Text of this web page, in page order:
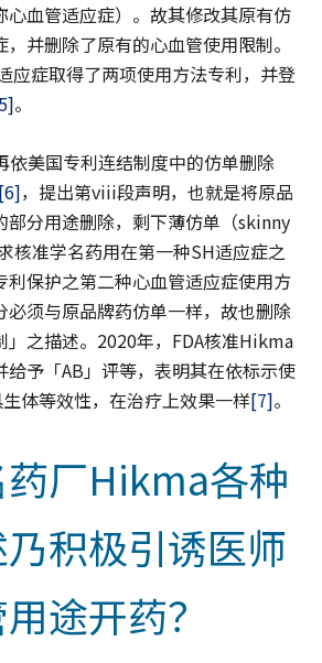
心血管适应症）。故其修改其原有仿
并删除了原有的心血管使用限制。
应症取得了两项使用方法专利，并登
。
美国专利连结制度中的仿单删除
[6]，提出第viii段声明，也就是将原品
部分用途删除，剩下薄仿单（skinny
核准学名药用在第一种SH适应症之
利保护之第二种心血管适应症使用方
必须与原品牌药仿单一样，故也删除
」之描述。2020年，FDA核准Hikma
给予「AB」评等，表明其在依标示使
体等效性，在治疗上效果一样[7]。
厂Hikma各种
积极引诱医师
途开药？